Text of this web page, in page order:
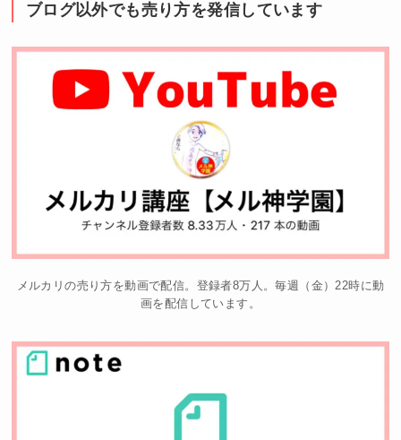
ブログ以外でも売り方を発信しています
メルカリの売り方を動画で配信。登録者8万人。毎週（金）22時に動
画を配信しています。